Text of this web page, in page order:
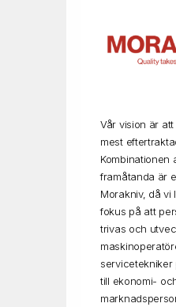
Vår vision är
mest
Kombinationen
framåtanda är
Morakniv, då vi
fokus på att
trivas och
servicetekniker
till ekonomi-